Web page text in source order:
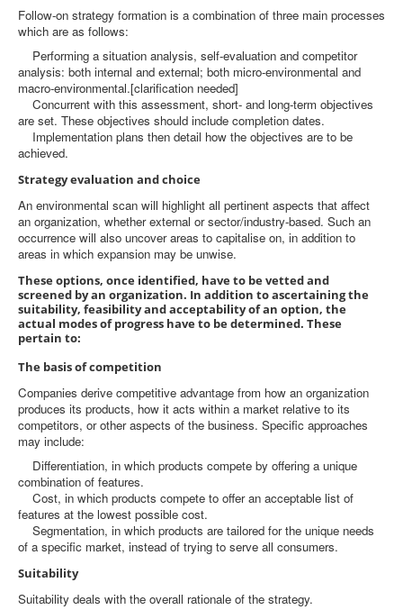
Follow-on strategy formation is a combination of three main processes
which are as follows:
Performing a situation analysis, self-evaluation and competitor
analysis: both internal and external; both micro-environmental and
macro-environmental.[clarification needed]
Concurrent with this assessment, short- and long-term objectives
are set. These objectives should include completion dates.
Implementation plans then detail how the objectives are to be
achieved.
Strategy evaluation and choice
An environmental scan will highlight all pertinent aspects that affect
an organization, whether external or sector/industry-based. Such an
occurrence will also uncover areas to capitalise on, in addition to
areas in which expansion may be unwise.
These options, once identified, have to be vetted and
screened by an organization. In addition to ascertaining the
suitability, feasibility and acceptability of an option, the
actual modes of progress have to be determined. These
pertain to:
The basis of competition
Companies derive competitive advantage from how an organization
produces its products, how it acts within a market relative to its
competitors, or other aspects of the business. Specific approaches
may include:
Differentiation, in which products compete by offering a unique
combination of features.
Cost, in which products compete to offer an acceptable list of
features at the lowest possible cost.
Segmentation, in which products are tailored for the unique needs
of a specific market, instead of trying to serve all consumers.
Suitability
Suitability deals with the overall rationale of the strategy.